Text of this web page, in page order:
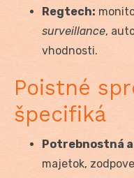
Regtech:
surveillance,
vhodnosti.
Poistné
špecifiká
Potrebnostná
majetok,